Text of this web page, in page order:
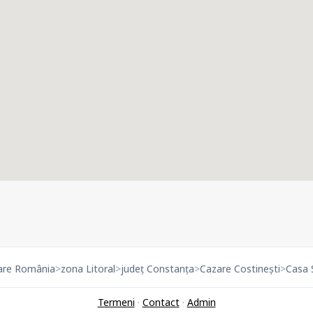
România>zona Litoral>județ Constanța>Cazare Costinești>Casa
Termeni · Contact· Admin